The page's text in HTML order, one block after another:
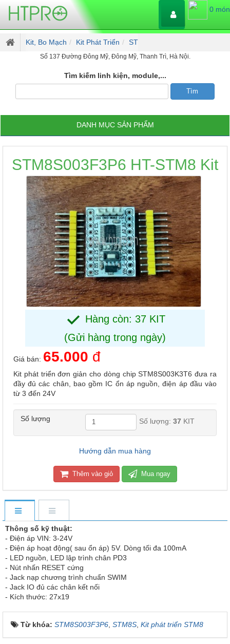
0 món
Kit, Bo Mạch Kit Phát Triển ST
Số 137 Đường Đông Mỹ, Đông Mỹ, Thanh Trì, Hà Nội.
Tìm kiếm linh kiện, module,...
DANH MỤC SẢN PHẨM
STM8S003F3P6 HT-STM8 Kit
Hàng còn: 37 KIT
(Gửi hàng trong ngày)
Giá bán: 65.000 đ
Kit phát triển đơn giản cho dòng chip STM8S003K3T6 đưa ra
đầy đủ các chân, bao gồm IC ổn áp nguồn, điện áp đầu vào
từ 3 đến 24V
Số lượng Số lượng: 37 KIT
Hướng dẫn mua hàng
Thêm vào giỏ Mua ngay
Thông số kỹ thuật:
- Điện áp VIN: 3-24V
- Điện áp hoạt động( sau ổn áp) 5V. Dòng tối đa 100mA
- LED nguồn, LED lập trình chân PD3
- Nút nhấn RESET cứng
- Jack nạp chương trình chuẩn SWIM
- Jack IO đủ các chân kết nối
- Kích thước: 27x19
Từ khóa: STM8S003F3P6 STM8S Kit phát triển STM8